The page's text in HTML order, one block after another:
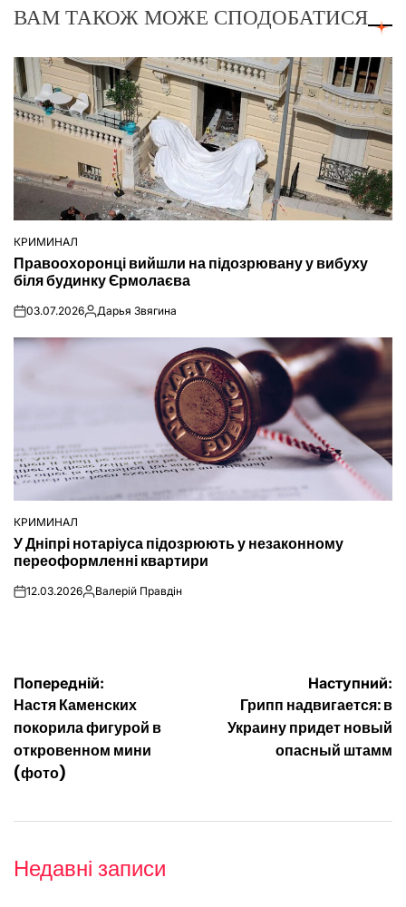
ВАМ ТАКОЖ МОЖЕ СПОДОБАТИСЯ
ОПУБЛІКУВАТИ
КРИМИНАЛ
Правоохоронці вийшли на підозрювану у вибуху
біля будинку Єрмолаєва
on03.07.2026Опубліковано
Дарья Звягина
ОПУБЛІКУВАТИ
У
КРИМИНАЛ
У Дніпрі нотаріуса підозрюють у незаконному
переоформленні квартири
on12.03.2026Опубліковано
Валерій Правдін
Навігація
записів
Попередній:
Настя Каменских
покорила фигурой в
откровенном мини
(фото)
Наступний:
Грипп надвигается: в
Украину придет новый
опасный штамм
Недавні записи